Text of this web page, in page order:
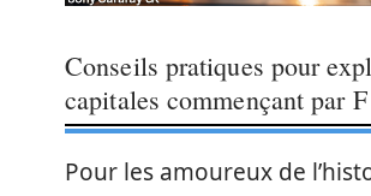
Conseils pratiques pour
capitales commençant par F
Pour les amoureux de